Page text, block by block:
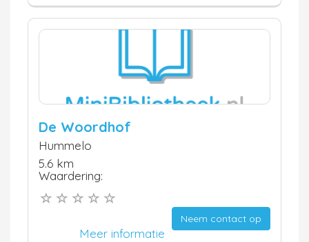
De Woordhof
Hummelo
5.6 km
Waardering:
Neem contact op
Meer informatie